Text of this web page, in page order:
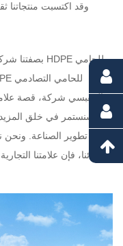
وقد اكتسبت منتجاتنا
بصفتنا
والمقبسي شركة، قصة
سنستمر في خلق
تطوير الصناعة. ونحن
بمبادئنا، فإن علامتنا التجارية سوف تستمر في التألق وإحداث بصمة دولية.